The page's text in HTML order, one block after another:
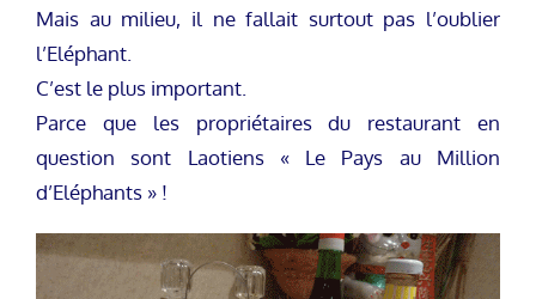
Mais au milieu, il ne fallait surtout pas l’oublier
l’Eléphant.
C’est le plus important.
Parce que les propriétaires du restaurant en
question sont Laotiens « Le Pays au Million
d’Eléphants » !